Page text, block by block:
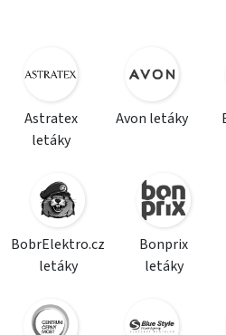
Astratex
letáky
Avon letáky
BobrElektro.cz
letáky
Bonprix
letáky